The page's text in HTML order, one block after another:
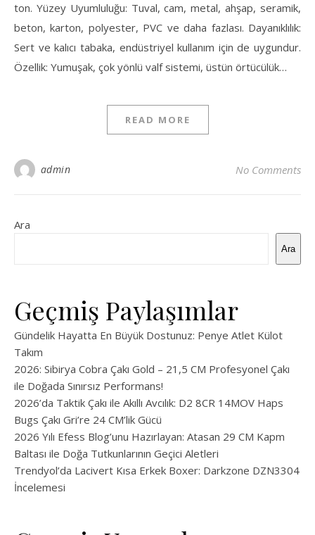
ton. Yüzey Uyumluluğu: Tuval, cam, metal, ahşap, seramik,
beton, karton, polyester, PVC ve daha fazlası. Dayanıklılık:
Sert ve kalıcı tabaka, endüstriyel kullanım için de uygundur.
Özellik: Yumuşak, çok yönlü valf sistemi, üstün örtücülük…
READ MORE
admin No Comments
Ara
Ara
Geçmiş Paylaşımlar
Gündelik Hayatta En Büyük Dostunuz: Penye Atlet Külot
Takım
2026: Sibirya Cobra Çakı Gold – 21,5 CM Profesyonel Çakı
ile Doğada Sınırsız Performans!
2026’da Taktik Çakı ile Akıllı Avcılık: D2 8CR 14MOV Haps
Bugs Çakı Gri’re 24 CM’lik Gücü
2026 Yılı Efess Blog’unu Hazırlayan: Atasan 29 CM Kapm
Baltası ile Doğa Tutkunlarının Geçici Aletleri
Trendyol’da Lacivert Kısa Erkek Boxer: Darkzone DZN3304
İncelemesi